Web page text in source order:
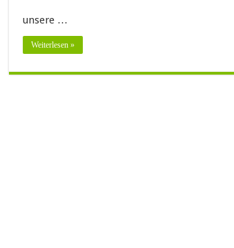
unsere …
Weiterlesen »